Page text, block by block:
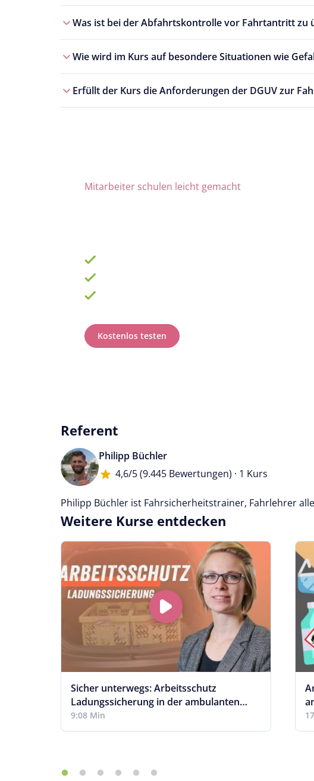
Was ist bei der Abfahrtskontrolle vor Fahrtantritt zu
Wie wird im Kurs auf besondere Situationen wie
Erfüllt der Kurs die Anforderungen der DGUV zur
Mitarbeiter schulen leicht gemacht
Kostenlos testen
Referent
Philipp Büchler
4,6/5(9.445 Bewertungen) · 1 Kurs
Philipp Büchler ist Fahrsicherheitstrainer, Fahrlehrer
Weitere Kurse entdecken
Sicher unterwegs: Arbeitsschutz
Ladungssicherung in der ambulanten
Pflege
9:08 Min